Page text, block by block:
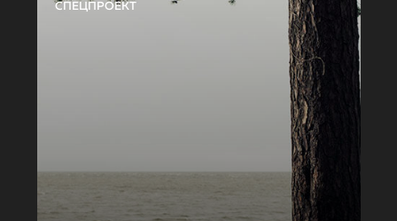
СПЕЦПРОЕКТ